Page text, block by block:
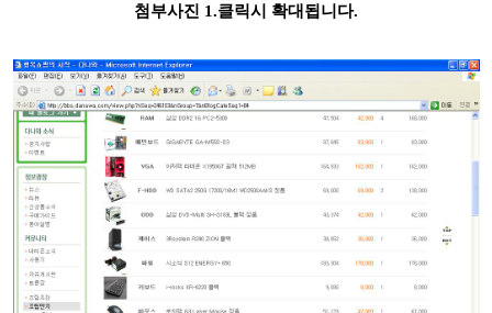
첨부사진 1.클릭시 확대됩니다.